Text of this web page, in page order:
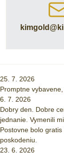
25. 7. 2026
Promptne
6. 7. 2026
Dobry den. Dobre
jednanie. Vymenili
Postovne bolo
poskodeniu.
23. 6. 2026